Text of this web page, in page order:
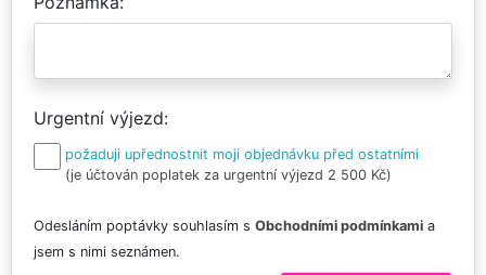
Urgentní výjezd
požaduji upřednostnit moji objednávku před ostatními
(je účtován poplatek za urgentní výjezd 2 500 Kč)
Odesláním poptávky souhlasím s Obchodními podmínkami a
jsem s nimi seznámen.